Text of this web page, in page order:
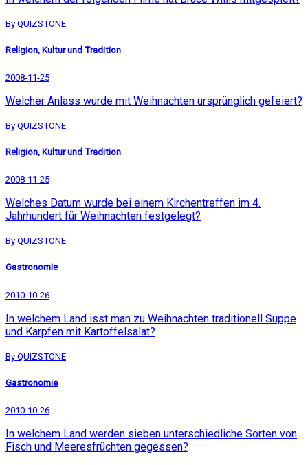
By QUIZSTONE
Religion, Kultur und Tradition
2008-11-25
Welcher Anlass wurde mit Weihnachten ursprünglich gefeiert?
By QUIZSTONE
Religion, Kultur und Tradition
2008-11-25
Welches Datum wurde bei einem Kirchentreffen im 4.
Jahrhundert für Weihnachten festgelegt?
By QUIZSTONE
Gastronomie
2010-10-26
In welchem Land isst man zu Weihnachten traditionell Suppe
und Karpfen mit Kartoffelsalat?
By QUIZSTONE
Gastronomie
2010-10-26
In welchem Land werden sieben unterschiedliche Sorten von
Fisch und Meeresfrüchten gegessen?